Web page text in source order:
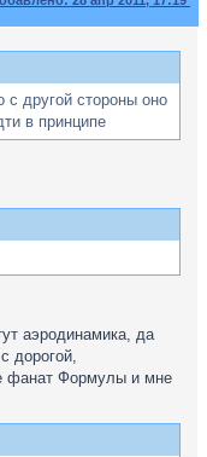
с другой стороны оно
в принципе
аэродинамика, да
дорогой,
фанат Формулы и мне